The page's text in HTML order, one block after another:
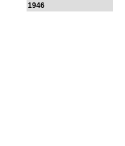
1946